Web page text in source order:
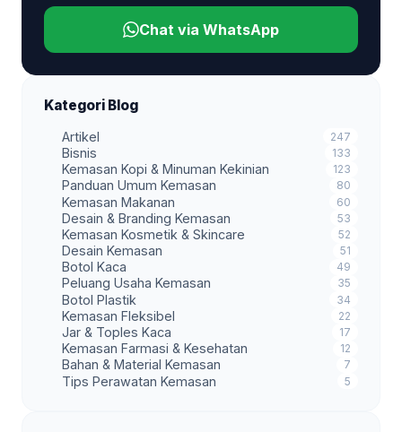
Chat via WhatsApp
Kategori Blog
Artikel 247
Bisnis 133
Kemasan Kopi & Minuman Kekinian 123
Panduan Umum Kemasan 80
Kemasan Makanan 60
Desain & Branding Kemasan 53
Kemasan Kosmetik & Skincare 52
Desain Kemasan 51
Botol Kaca 49
Peluang Usaha Kemasan 35
Botol Plastik 34
Kemasan Fleksibel 22
Jar & Toples Kaca 17
Kemasan Farmasi & Kesehatan 12
Bahan & Material Kemasan 7
Tips Perawatan Kemasan 5